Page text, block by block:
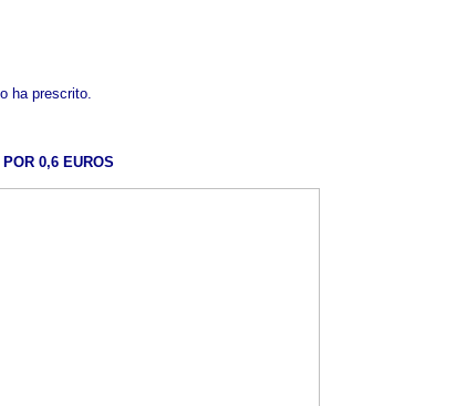
ha prescrito.
0,6 EUROS